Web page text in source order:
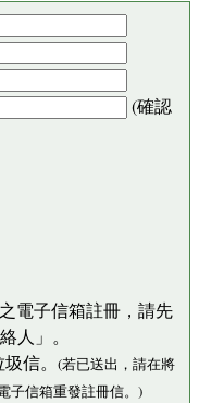
(確認
之電子信箱註冊，請先
人」。
信。 (若已送出，請在將
子信箱重發註冊信。)